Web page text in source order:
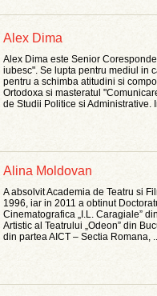
Alex Dima
Alex Dima este Senior
iubesc". Se lupta pentru mediul in
pentru a schimba atitudini si
Ortodoxa si masteratul
de Studii Politice si Administrative.
Alina Moldovan
A absolvit Academia de Teatru si
1996, iar in 2011 a obtinut
Cinematografica „I.L. Caragiale”
Artistic al Teatrului „Odeon” din
din partea AICT – Sectia Romana,